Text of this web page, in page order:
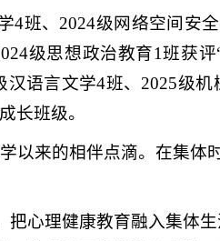
4班、2024级网络空间安
级思想政治教育1班获
汉语言文学4班、2025级
长班级。
以来的相伴点滴。在集体
心理健康教育融入集体